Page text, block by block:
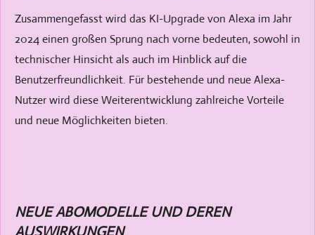
Zusammengefasst wird das KI-Upgrade von Alexa im Jahr
2024 einen großen Sprung nach vorne bedeuten, sowohl in
technischer Hinsicht als auch im Hinblick auf die
Benutzerfreundlichkeit. Für bestehende und neue Alexa-
Nutzer wird diese Weiterentwicklung zahlreiche Vorteile
und neue Möglichkeiten bieten.
NEUE ABOMODELLE UND DEREN